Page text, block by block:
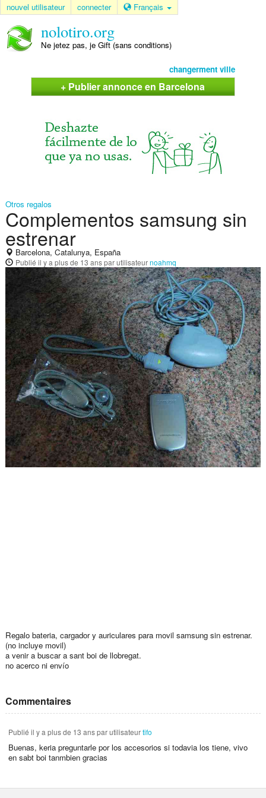
nouvel utilisateur connecter Français
nolotiro.org
Ne jetez pas, je Gift (sans conditions)
changerment ville
+ Publier annonce en Barcelona
Otros regalos
Complementos samsung sin
estrenar
Barcelona, Catalunya, España
Publié il y a plus de 13 anspar utilisateurnoahmq
Regalo bateria, cargador y auriculares para movil samsung sin estrenar.
(no incluye movil)
a venir a buscar a sant boi de llobregat.
no acerco ni envío
Commentaires
Publié il y a plus de 13 anspar utilisateurtifo
Buenas, keria preguntarle por los accesorios si todavia los tiene, vivo
en sabt boi tanmbien gracias